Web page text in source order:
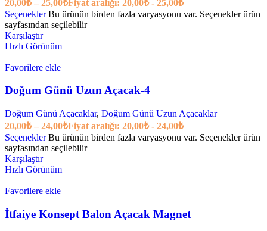
20,00₺ – 25,00₺Fiyat aralığı: 20,00₺ - 25,00₺
Seçenekler Bu ürünün birden fazla varyasyonu var. Seçenekler ürün
sayfasından seçilebilir
Karşılaştır
Hızlı Görünüm
Favorilere ekle
Doğum Günü Uzun Açacak-4
Doğum Günü Açacaklar, Doğum Günü Uzun Açacaklar
20,00₺ – 24,00₺Fiyat aralığı: 20,00₺ - 24,00₺
Seçenekler Bu ürünün birden fazla varyasyonu var. Seçenekler ürün
sayfasından seçilebilir
Karşılaştır
Hızlı Görünüm
Favorilere ekle
İtfaiye Konsept Balon Açacak Magnet